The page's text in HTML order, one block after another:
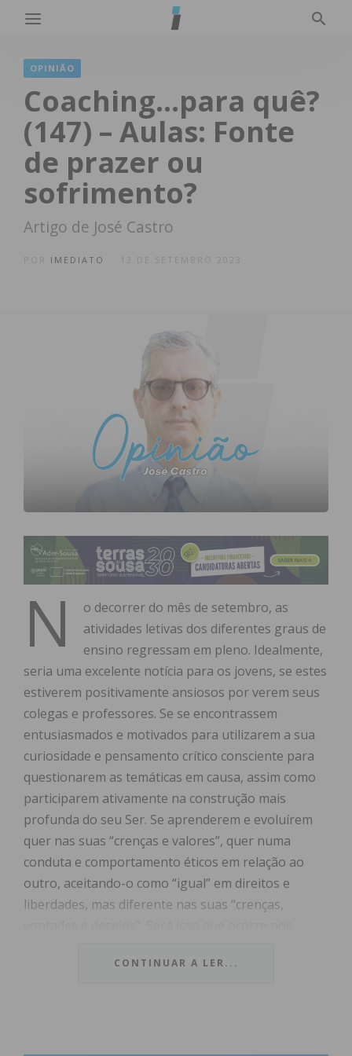
OPINIÃO
Coaching…para quê?
(147) – Aulas: Fonte
de prazer ou
sofrimento?
Artigo de José Castro
IMEDIATO 13 DE SETEMBRO 2023
N
o decorrer do mês de setembro, as
atividades letivas dos diferentes graus de
ensino regressam em pleno. Idealmente,
seria uma excelente notícia para os jovens, se estes
estiverem positivamente ansiosos por verem seus
colegas e professores. Se se encontrassem
entusiasmados e motivados para utilizarem a sua
curiosidade e pensamento crítico consciente para
questionarem as temáticas em causa, assim como
participarem ativamente na construção mais
profunda do seu Ser. Se aprenderem e evoluírem
quer nas suas “crenças e valores”, quer numa
conduta e comportamento éticos em relação ao
outro, aceitando-o como “igual” em direitos e
liberdades, mas diferente nas suas “crenças,
CONTINUAR A LER...